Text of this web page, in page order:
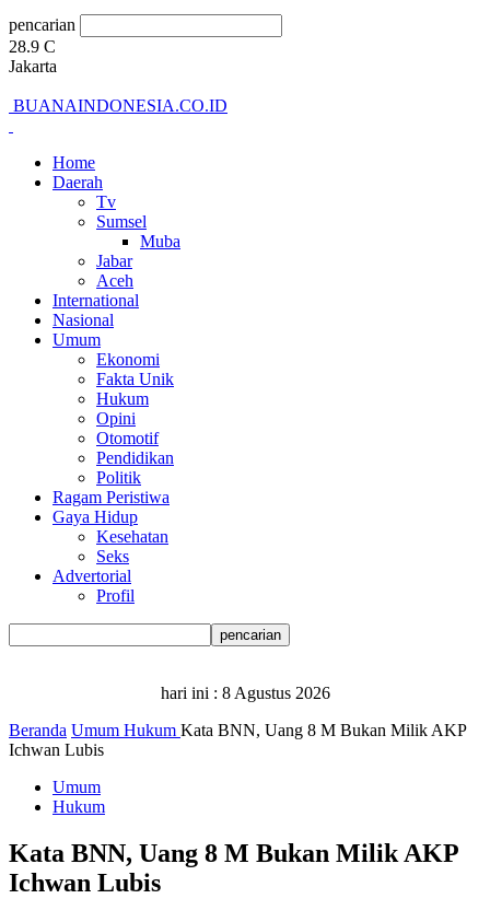
pencarian
28.9 C
Jakarta
BUANAINDONESIA.CO.ID
Home
Daerah
Tv
Sumsel
Muba
Jabar
Aceh
International
Nasional
Umum
Ekonomi
Fakta Unik
Hukum
Opini
Otomotif
Pendidikan
Politik
Ragam Peristiwa
Gaya Hidup
Kesehatan
Seks
Advertorial
Profil
hari ini : 8 Agustus 2026
Beranda Umum Hukum Kata BNN, Uang 8 M Bukan Milik AKP
Ichwan Lubis
Umum
Hukum
Kata BNN, Uang 8 M Bukan Milik AKP
Ichwan Lubis